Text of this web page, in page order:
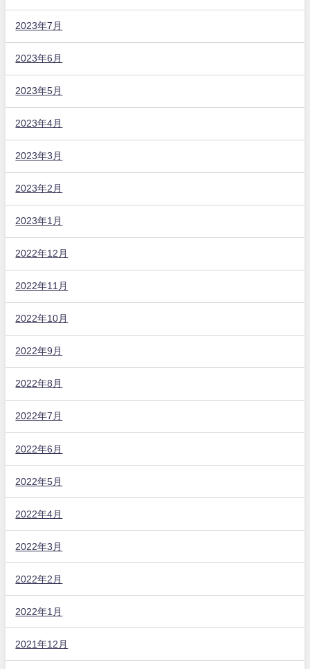
2023年7月
2023年6月
2023年5月
2023年4月
2023年3月
2023年2月
2023年1月
2022年12月
2022年11月
2022年10月
2022年9月
2022年8月
2022年7月
2022年6月
2022年5月
2022年4月
2022年3月
2022年2月
2022年1月
2021年12月